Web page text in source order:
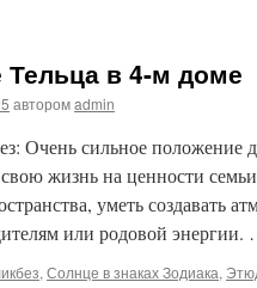
Тельца в 4-м доме
авторомadmin
Очень сильное положение
жизнь на ценности
уметь создавать
или родовой энергии.
, Солнце в знаках Зодиака,